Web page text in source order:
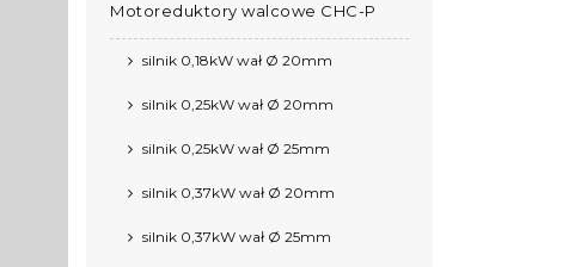
Motoreduktory walcowe CHC-P
silnik 0,18kW wał Ø 20mm
silnik 0,25kW wał Ø 20mm
silnik 0,25kW wał Ø 25mm
silnik 0,37kW wał Ø 20mm
silnik 0,37kW wał Ø 25mm